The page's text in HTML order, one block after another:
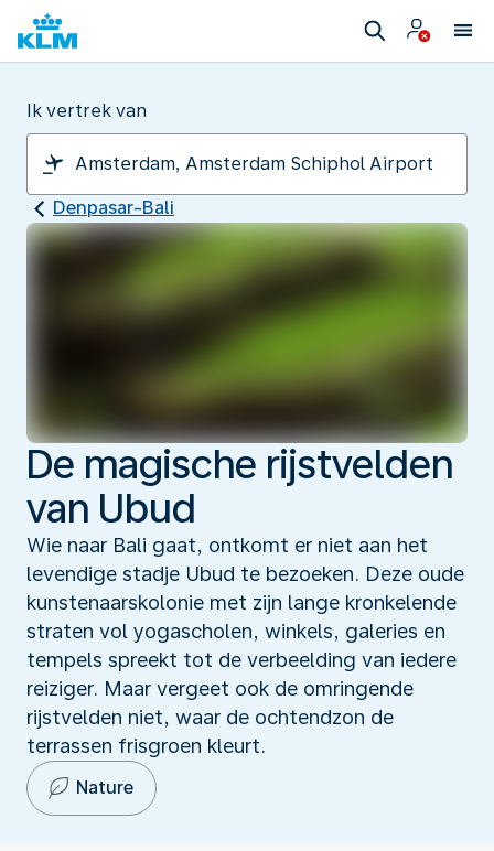
Ik vertrek van
Denpasar-Bali
De magische rijstvelden
van Ubud
Wie naar Bali gaat, ontkomt er niet aan het
levendige stadje Ubud te bezoeken. Deze oude
kunstenaarskolonie met zijn lange kronkelende
straten vol yogascholen, winkels, galeries en
tempels spreekt tot de verbeelding van iedere
reiziger. Maar vergeet ook de omringende
rijstvelden niet, waar de ochtendzon de
terrassen frisgroen kleurt.
Nature